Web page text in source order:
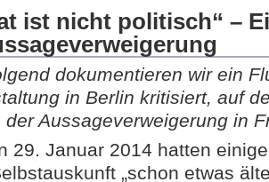
ist nicht politisch“ –
dokumentieren wir ein
in Berlin kritisiert, auf
der Aussageverweigerung in
29. Januar 2014 hatten
„schon etwas